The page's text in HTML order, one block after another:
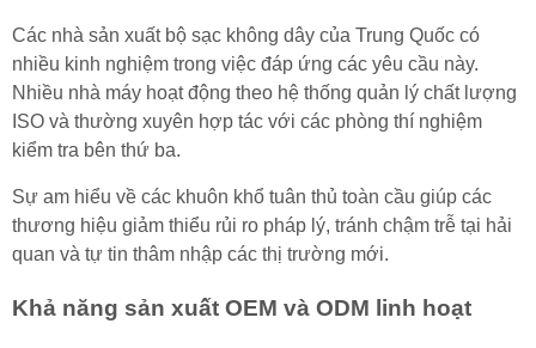
Các nhà sản xuất bộ sạc không dây của Trung Quốc có
nhiều kinh nghiệm trong việc đáp ứng các yêu cầu này.
Nhiều nhà máy hoạt động theo hệ thống quản lý chất lượng
ISO và thường xuyên hợp tác với các phòng thí nghiệm
kiểm tra bên thứ ba.
Sự am hiểu về các khuôn khổ tuân thủ toàn cầu giúp các
thương hiệu giảm thiểu rủi ro pháp lý, tránh chậm trễ tại hải
quan và tự tin thâm nhập các thị trường mới.
Khả năng sản xuất OEM và ODM linh hoạt